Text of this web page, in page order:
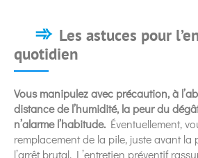
Les astuces pour
quotidien
Vous manipulez avec précaution, à
distance de l’humidité, la peur du
n’alarme l’habitude. Éventuellement,
remplacement de la pile, juste avant la
l’arrêt brutal. L’entretien préventif